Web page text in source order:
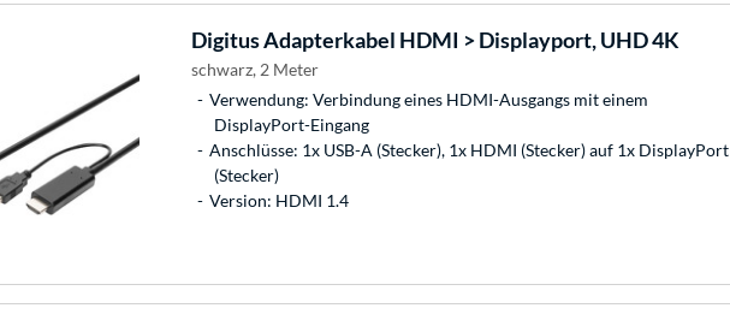
DigitusAdapterkabel HDMI > Displayport, UHD 4K
schwarz, 2 Meter
Verwendung: Verbindung eines HDMI-Ausgangs mit einem
DisplayPort-Eingang
Anschlüsse: 1x USB-A (Stecker), 1x HDMI (Stecker) auf 1x DisplayPort
(Stecker)
Version: HDMI 1.4